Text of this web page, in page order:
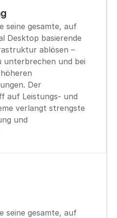
seine gesamte, auf
Desktop basierende
ablösen –
unterbrechen und bei
Der
auf Leistungs- und
verlangt strengste
und
seine gesamte, auf